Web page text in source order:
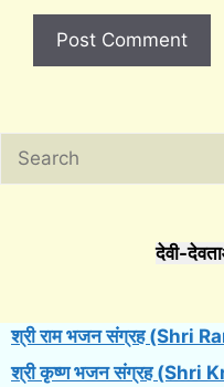
देवी-
श्री राम भजन संग्रह (Shri
श्री कृष्ण भजन संग्रह (Shri